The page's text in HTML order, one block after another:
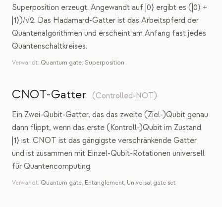
Superposition erzeugt. Angewandt auf |0⟩ ergibt es (|0⟩ +
|1⟩)/√2. Das Hadamard-Gatter ist das Arbeitspferd der
Quantenalgorithmen und erscheint am Anfang fast jedes
Quantenschaltkreises.
Verwandt: Quantum gate, Superposition
CNOT-Gatter ( Controlled-NOT)
Ein Zwei-Qubit-Gatter, das das zweite (Ziel-)Qubit genau
dann flippt, wenn das erste (Kontroll-)Qubit im Zustand
|1⟩ ist. CNOT ist das gängigste verschränkende Gatter
und ist zusammen mit Einzel-Qubit-Rotationen universell
für Quantencomputing.
Verwandt: Quantum gate, Entanglement, Universal gate set